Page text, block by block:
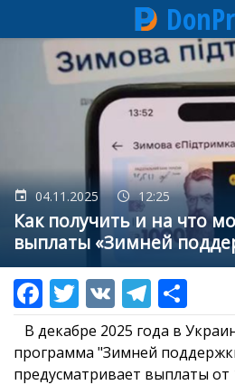
Перейти
содержанию
04.11.2025 12:25
Как получить и на что
выплаты «Зимней
В декабре 2025 года в
программа "Зимней
предусматривает выплаты от